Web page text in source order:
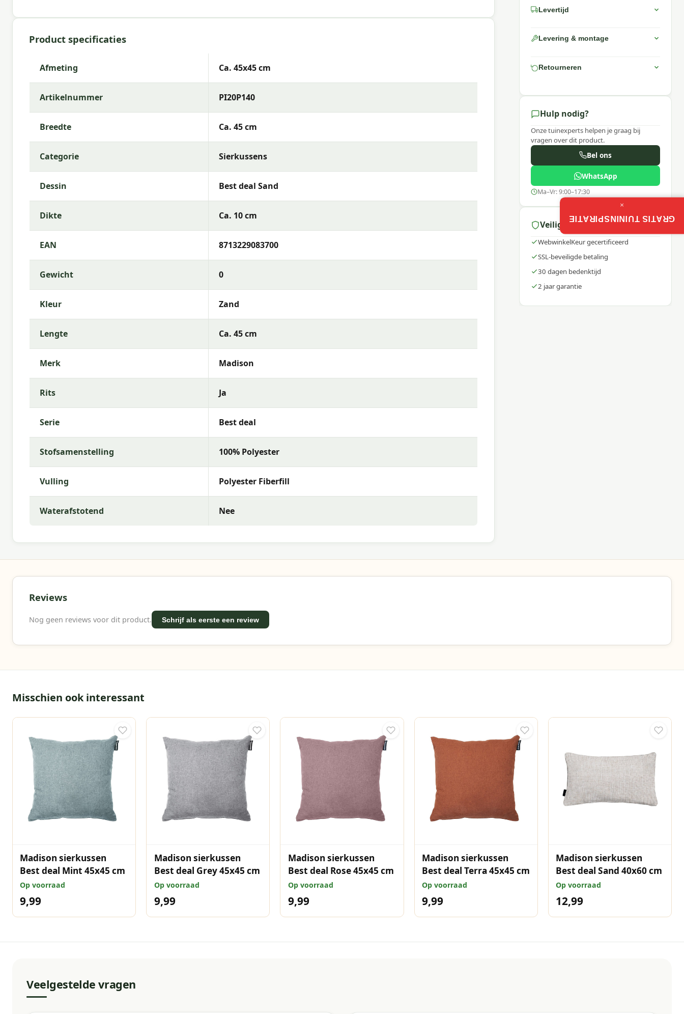
Kleur:Sand
Afmeting:Ca. 45x45 cm
Stof:100% Polyester
Rits:Ja (hoes afneembaar)
Garantie:2 jaar
Gebruiksinstructies
Was de kussenhoes op lage temperatuur (als afneembaar) of reinig de stof met een vochtige doek en mild
Meer informatie of advies nodig?
Heb je vragen over de Madison sierkussen Best deal Sand 45x45 cm
Madison? Neem gerust contact met ons op via telefoon, e-mail of WhatsApp. Ons team van tuinmeubelexperts helpt
je graag bij de keuze die het beste past bij jouw terras en wensen.
Waarom Madison?
comfortabele buitenruimte.
Product specificaties
Afmeting Ca. 45x45 cm
Artikelnummer PI20P140
Breedte Ca. 45 cm
Categorie Sierkussens
Dessin Best deal Sand
Dikte Ca. 10 cm
EAN 8713229083700
Gewicht 0
Kleur Zand
Lengte Ca. 45 cm
Merk Madison
Rits Ja
Serie Best deal
Stofsamenstelling 100% Polyester
Vulling Polyester Fiberfill
Waterafstotend Nee
Levertijd
Levering & montage
Retourneren
Hulp nodig?
Onze tuinexperts helpen je graag bij
vragen over dit product.
Bel ons
WhatsApp
Ma–Vr: 9:00–17:30
Veilig winkelen
WebwinkelKeur gecertificeerd
SSL-beveiligde betaling
30 dagen bedenktijd
2 jaar garantie
Reviews
Nog geen reviews voor dit product. Schrijf als eerste een review
Misschien ook interessant
Madison sierkussen
Best deal Mint 45x45 cm
Op voorraad
9,99
Madison sierkussen
Best deal Grey 45x45 cm
Op voorraad
9,99
Madison sierkussen
Best deal Rose 45x45 cm
Op voorraad
9,99
Madison sierkussen
Best deal Terra 45x45 cm
Op voorraad
9,99
Madison sierkussen
Best deal Sand 40x60 cm
Op voorraad
12,99
Veelgestelde vragen
GRATIS TUININSPIRATIE
×